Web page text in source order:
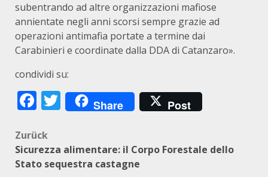
subentrando ad altre organizzazioni mafiose
annientate negli anni scorsi sempre grazie ad
operazioni antimafia portate a termine dai
Carabinieri e coordinate dalla DDA di Catanzaro».
condividi su:
Facebook
Twitter
Share Post
Beitragsnavigation
Zurück
Sicurezza alimentare: il Corpo Forestale dello
Stato sequestra castagne